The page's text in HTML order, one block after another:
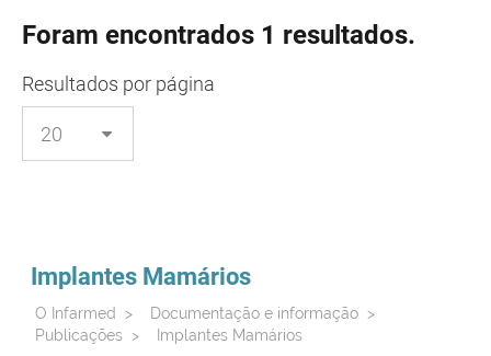
Foram encontrados 1 resultados.
Resultados por página
Implantes Mamários
O Infarmed > Documentação e informação >
Publicações > Implantes Mamários